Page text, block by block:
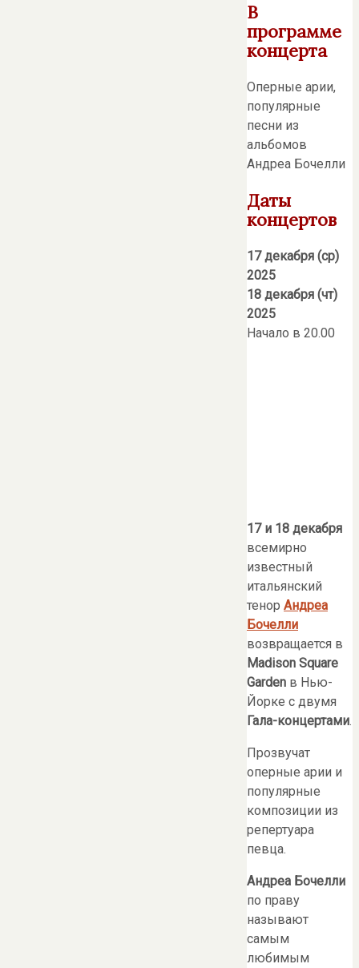
В
программе
концерта
Оперные арии,
популярные
песни из
альбомов
Андреа Бочелли
Даты
концертов
17 декабря (ср)
2025
18 декабря (чт)
2025
Начало в 20.00
17 и 18 декабря
всемирно
известный
итальянский
тенор Андреа
Бочелли
возвращается в
Madison Square
Garden в Нью-
Йорке c двумя
Гала-концертами.
Прозвучат
оперные арии и
популярные
композиции из
репертуара
певца.
Андреа Бочелли
по праву
называют
самым
любимым